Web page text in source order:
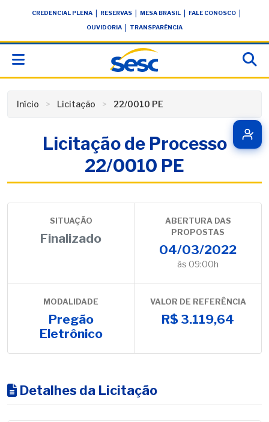
conteúdoCREDENCIAL PLENA RESERVAS MESA BRASIL FALE CONOSCO
OUVIDORIA TRANSPARÊNCIA
Início Licitação 22/0010 PE
Licitação de Processo
22/0010 PE
SITUAÇÃO
Finalizado
ABERTURA DAS
PROPOSTAS
04/03/2022
às 09:00h
MODALIDADE
Pregão
Eletrônico
VALOR DE REFERÊNCIA
R$ 3.119,64
Detalhes da Licitação